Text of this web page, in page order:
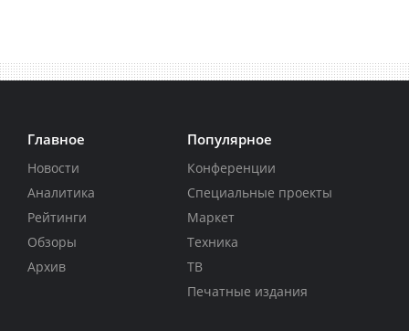
Главное
Новости
Аналитика
Рейтинги
Обзоры
Архив
Популярное
Конференции
Специальные проекты
Маркет
Техника
ТВ
Печатные издания